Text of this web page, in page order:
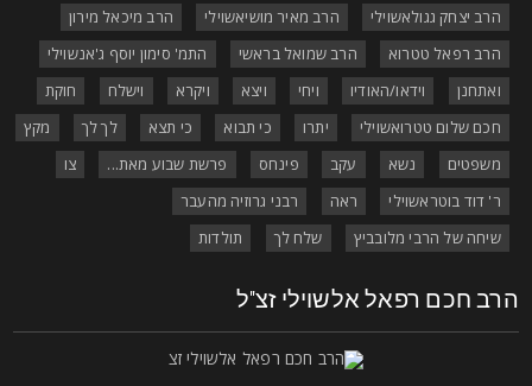
הרב יצחק גגולאשוילי
הרב מאיר מושיאשוילי
הרב מיכאל מירון
הרב רפאל טטרוא
הרב שמואל בראשי
התמ' סימון יוסף ג'אנשוילי
ואתחנן
וידאו/האודיו ויחי ויצא ויקרא וישלח
חוקת
חכם שלום טטרואשוילי
יתרו כי תבוא כי תצא לך לך
מקץ
משפטים
נשא עקב פינחס פרשת שבוע מאת...
ר' דוד בוטראשוילי
ראה
רבני גרוזיה מהעבר
שיחה של הרבי מלובביץ
שלח לך תולדות
חכם רפאל אלשוילי זצ"ל